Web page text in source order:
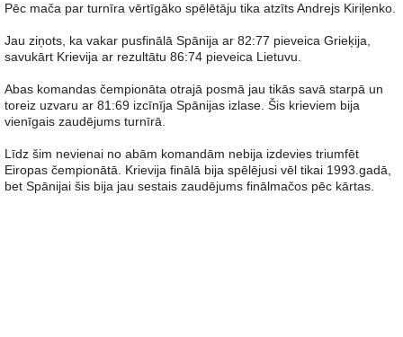
Pēc mača par turnīra vērtīgāko spēlētāju tika atzīts Andrejs Kiriļenko.
Jau ziņots, ka vakar pusfinālā Spānija ar 82:77 pieveica Grieķija,
savukārt Krievija ar rezultātu 86:74 pieveica Lietuvu.
Abas komandas čempionāta otrajā posmā jau tikās savā starpā un
toreiz uzvaru ar 81:69 izcīnīja Spānijas izlase. Šis krieviem bija
vienīgais zaudējums turnīrā.
Līdz šim nevienai no abām komandām nebija izdevies triumfēt
Eiropas čempionātā. Krievija finālā bija spēlējusi vēl tikai 1993.gadā,
bet Spānijai šis bija jau sestais zaudējums finālmačos pēc kārtas.